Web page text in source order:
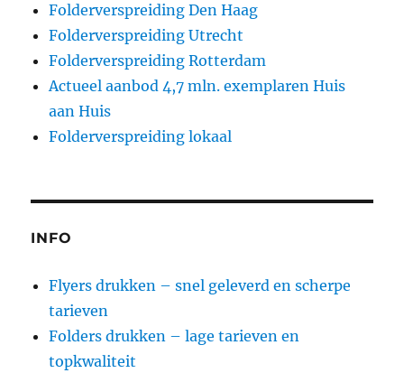
Folderverspreiding Den Haag
Folderverspreiding Utrecht
Folderverspreiding Rotterdam
Actueel aanbod 4,7 mln. exemplaren Huis
aan Huis
Folderverspreiding lokaal
INFO
Flyers drukken – snel geleverd en scherpe
tarieven
Folders drukken – lage tarieven en
topkwaliteit